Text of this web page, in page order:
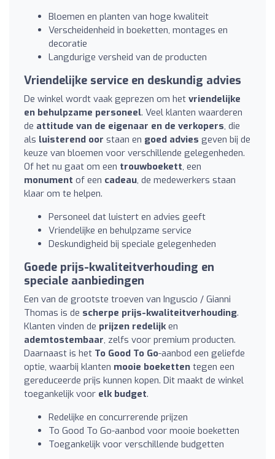
Bloemen en planten van hoge kwaliteit
Verscheidenheid in boeketten, montages en
decoratie
Langdurige versheid van de producten
Vriendelijke service en deskundig advies
De winkel wordt vaak geprezen om het vriendelijke
en behulpzame personeel. Veel klanten waarderen
de attitude van de eigenaar en de verkopers, die
als luisterend oor staan en goed advies geven bij de
keuze van bloemen voor verschillende gelegenheden.
Of het nu gaat om een trouwboekett, een
monument of een cadeau, de medewerkers staan
klaar om te helpen.
Personeel dat luistert en advies geeft
Vriendelijke en behulpzame service
Deskundigheid bij speciale gelegenheden
Goede prijs-kwaliteitverhouding en
speciale aanbiedingen
Een van de grootste troeven van Inguscio / Gianni
Thomas is de scherpe prijs-kwaliteitverhouding.
Klanten vinden de prijzen redelijken
ademtostembaar, zelfs voor premium producten.
Daarnaast is het To Good To Go-aanbod een geliefde
optie, waarbij klanten mooie boeketten tegen een
gereduceerde prijs kunnen kopen. Dit maakt de winkel
toegankelijk voor elk budget.
Redelijke en concurrerende prijzen
To Good To Go-aanbod voor mooie boeketten
Toegankelijk voor verschillende budgetten